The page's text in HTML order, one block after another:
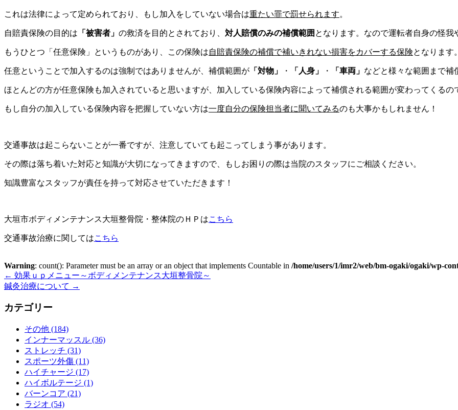
これは法律によって定められており、もし加入をしていない場合は重たい罪で罰せられます。
自賠責保険の目的は 「被害者」 の救済を目的とされており、 対人賠償のみの補償範囲 となります。なので運転者自身の怪我
もうひとつ「任意保険」というものがあり、この保険は自賠責保険の補償で補いきれない損害をカバーする保険となります。
任意ということで加入するのは強制ではありませんが、補償範囲が 「対物」 ・ 「人身」 ・ 「車両」 などと様々な範囲まで補
ほとんどの方が任意保険も加入されていると思いますが、加入している保険内容によって補償される範囲が変わってくるの
もし自分の加入している保険内容を把握していない方は一度自分の保険担当者に聞いてみるのも大事かもしれません！
交通事故は起こらないことが一番ですが、注意していても起こってしまう事があります。
その際は落ち着いた対応と知識が大切になってきますので、もしお困りの際は当院のスタッフにご相談ください。
知識豊富なスタッフが責任を持って対応させていただきます！
大垣市ボディメンテナンス大垣整骨院・整体院のＨＰはこちら
交通事故治療に関してはこちら
Warning: count(): Parameter must be an array or an object that implements Countable in /home/users/1/imr2/web/bm-ogaki/ogaki/wp-
← 効果ｕｐメニュー～ボディメンテナンス大垣整骨院～
鍼灸治療について →
カテゴリー
その他 (184)
インナーマッスル (36)
ストレッチ (31)
スポーツ外傷 (11)
ハイチャージ (17)
ハイボルテージ (1)
バーンコア (21)
ラジオ (54)